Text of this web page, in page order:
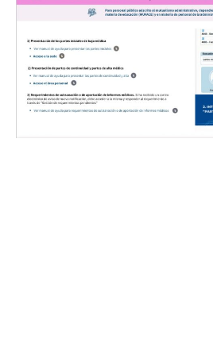
Navegación
de
entradas